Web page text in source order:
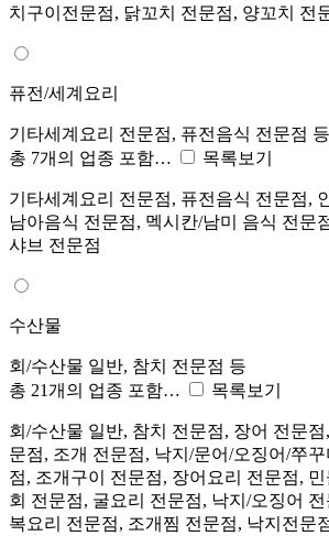
치구이전문점, 닭꼬치 전문점, 양꼬치 전
퓨전/세계요리
기타세계요리 전문점, 퓨전음식 전문점 등
총 7개의 업종 포함…
목록보기
기타세계요리 전문점, 퓨전음식 전문점,
남아음식 전문점, 멕시칸/남미 음식 전문
샤브 전문점
수산물
회/수산물 일반, 참치 전문점 등
총 21개의 업종 포함…
목록보기
회/수산물 일반, 참치 전문점, 장어 전문
문점, 조개 전문점, 낙지/문어/오징어/쭈
점, 조개구이 전문점, 장어요리 전문점,
회 전문점, 굴요리 전문점, 낙지/오징어
복요리 전문점, 조개찜 전문점, 낙지전문